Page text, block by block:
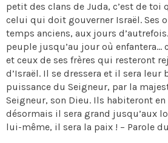
petit des clans de Juda, c’est de toi
celui qui doit gouverner Israël. Ses
temps anciens, aux jours
peuple jusqu’au jour où
et ceux de ses frères qui resteront
d’Israël. Il se dressera et il sera leur
puissance du Seigneur, par la
Seigneur, son Dieu. Ils habiteront
désormais il sera grand jusqu’aux
lui-même, il sera la paix ! – Parole